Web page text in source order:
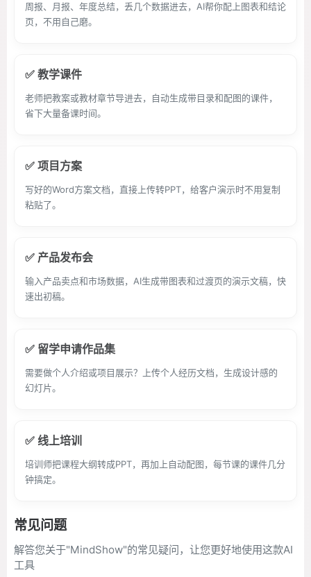
周报、月报、年度总结，丢几个数据进去，AI帮你配上图表和结论
页，不用自己磨。
✅ 教学课件
老师把教案或教材章节导进去，自动生成带目录和配图的课件，
省下大量备课时间。
✅ 项目方案
写好的Word方案文档，直接上传转PPT，给客户演示时不用复制
粘贴了。
✅ 产品发布会
输入产品卖点和市场数据，AI生成带图表和过渡页的演示文稿，快
速出初稿。
✅ 留学申请作品集
需要做个人介绍或项目展示？上传个人经历文档，生成设计感的
幻灯片。
✅ 线上培训
培训师把课程大纲转成PPT，再加上自动配图，每节课的课件几分
钟搞定。
常见问题
解答您关于"MindShow"的常见疑问，让您更好地使用这款AI
工具